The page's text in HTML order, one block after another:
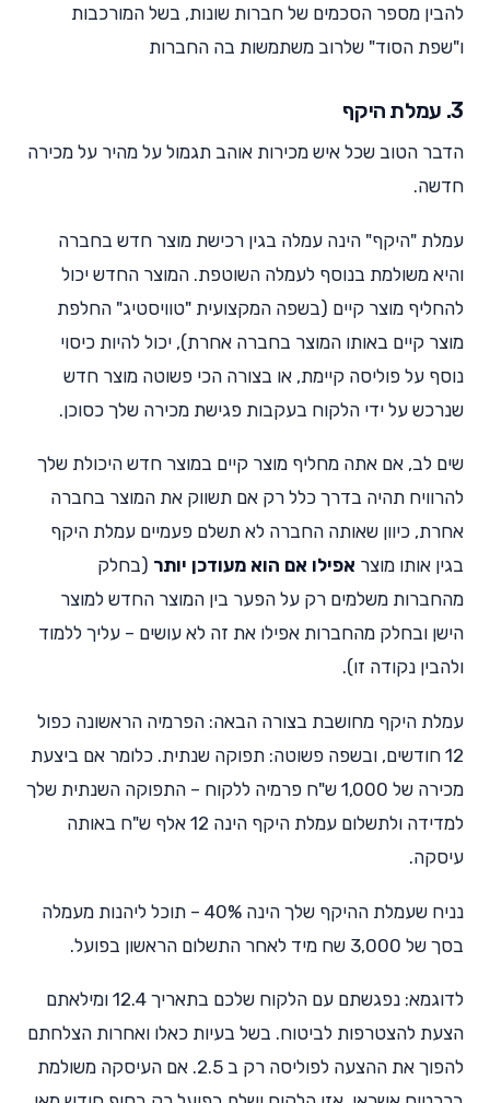
להבין מספר הסכמים של חברות שונות, בשל המורכבות
ו"שפת הסוד" שלרוב משתמשות בה החברות
3. עמלת היקף
הדבר הטוב שכל איש מכירות אוהב תגמול על מהיר על מכירה
חדשה.
עמלת "היקף" הינה עמלה בגין רכישת מוצר חדש בחברה
והיא משולמת בנוסף לעמלה השוטפת. המוצר החדש יכול
להחליף מוצר קיים (בשפה המקצועית "טוויסטיג" החלפת
מוצר קיים באותו המוצר בחברה אחרת), יכול להיות כיסוי
נוסף על פוליסה קיימת, או בצורה הכי פשוטה מוצר חדש
שנרכש על ידי הלקוח בעקבות פגישת מכירה שלך כסוכן.
שים לב, אם אתה מחליף מוצר קיים במוצר חדש היכולת שלך
להרוויח תהיה בדרך כלל רק אם תשווק את המוצר בחברה
אחרת, כיוון שאותה החברה לא תשלם פעמיים עמלת היקף
בגין אותו מוצר אפילו אם הוא מעודכן יותר (בחלק
מהחברות משלמים רק על הפער בין המוצר החדש למוצר
הישן ובחלק מהחברות אפילו את זה לא עושים – עליך ללמוד
ולהבין נקודה זו).
עמלת היקף מחושבת בצורה הבאה: הפרמיה הראשונה כפול
12 חודשים, ובשפה פשוטה: תפוקה שנתית. כלומר אם ביצעת
מכירה של 1,000 ש"ח פרמיה ללקוח – התפוקה השנתית שלך
למדידה ולתשלום עמלת היקף הינה 12 אלף ש"ח באותה
עיסקה.
נניח שעמלת ההיקף שלך הינה 40% – תוכל ליהנות מעמלה
בסך של 3,000 שח מיד לאחר התשלום הראשון בפועל.
לדוגמא: נפגשתם עם הלקוח שלכם בתאריך 12.4 ומילאתם
הצעת להצטרפות לביטוח. בשל בעיות כאלו ואחרות הצלחתם
להפוך את ההצעה לפוליסה רק ב 2.5. אם העיסקה משולמת